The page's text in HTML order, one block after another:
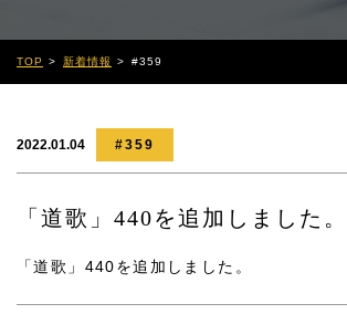
TOP 新着情報 #359
2022.01.04 #359
「道歌」440を追加しました。
「道歌」440を追加しました。